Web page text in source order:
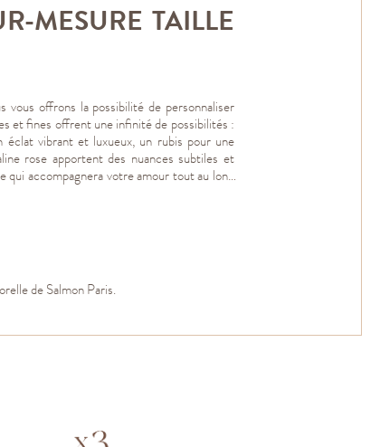
MESURE TAILLE
vous offrons la possibilité de personnaliser
et fines offrent une infinité de possibilités :
éclat vibrant et luxueux, un rubis pour une
rose apportent des nuances subtiles et
qui accompagnera votre amour tout au long
de Salmon Paris.